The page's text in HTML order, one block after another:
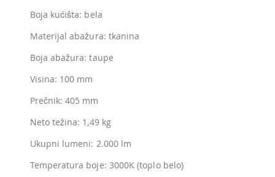
Boja kućišta: bela
Materijal abažura: tkanina
Boja abažura: taupe
Visina: 100 mm
Prečnik: 405 mm
Neto težina: 1,49 kg
Ukupni lumeni: 2.000 lm
Temperatura boje: 3000K (toplo belo)